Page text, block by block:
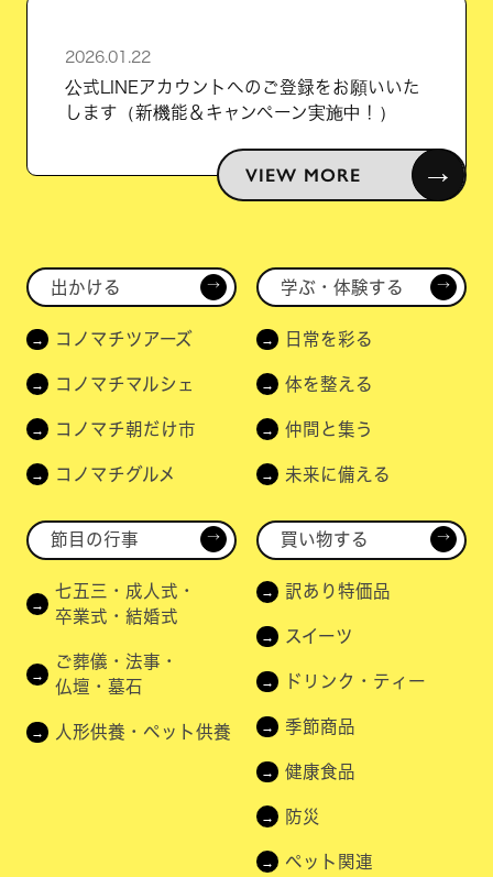
2026.01.22
公式LINEアカウントへのご登録をお願いいた
します（新機能＆キャンペーン実施中！）
VIEW MORE →
出かける →
コノマチツアーズ
コノマチマルシェ
コノマチ朝だけ市
コノマチグルメ
学ぶ・体験する →
日常を彩る
体を整える
仲間と集う
未来に備える
節目の行事 →
七五三・成人式・
卒業式・結婚式
ご葬儀・法事・
仏壇・墓石
人形供養・ペット供養
買い物する →
訳あり特価品
スイーツ
ドリンク・ティー
季節商品
健康食品
防災
ペット関連